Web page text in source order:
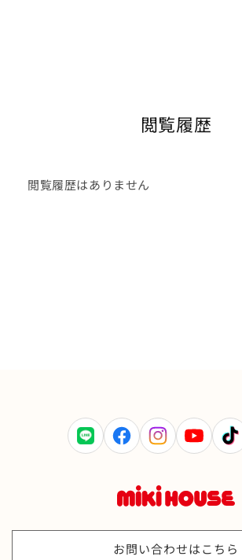
閲覧履歴
閲覧履歴はありません
LINE FacebookInstagramYouTube TikTok
お問い合わせはこちら